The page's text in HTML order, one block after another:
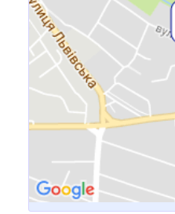
Ссылка для мобильных устройств